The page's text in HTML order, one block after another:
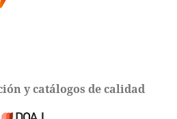
y catálogos de calidad